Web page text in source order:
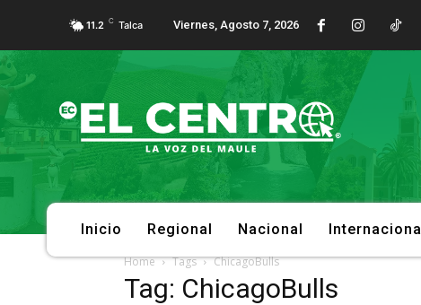
11.2 C Talca Viernes, Agosto 7, 2026
Inicio Regional Nacional Internacional
Home Tags ChicagoBulls
Tag: ChicagoBulls